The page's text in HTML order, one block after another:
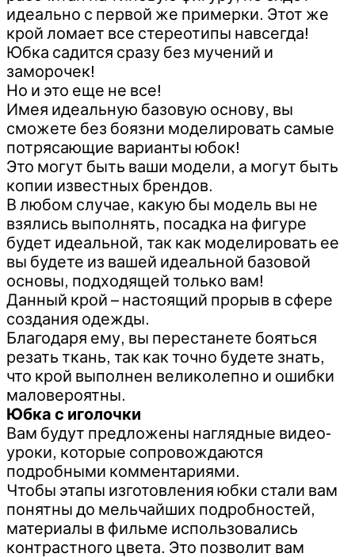
идеально с первой же примерки. Этот же
крой ломает все стереотипы навсегда!
Юбка садится сразу без мучений и
заморочек!
Но и это еще не все!
Имея идеальную базовую основу, вы
сможете без боязни моделировать самые
потрясающие варианты юбок!
Это могут быть ваши модели, а могут быть
копии известных брендов.
В любом случае, какую бы модель вы не
взялись выполнять, посадка на фигуре
будет идеальной, так как моделировать ее
вы будете из вашей идеальной базовой
основы, подходящей только вам!
Данный крой – настоящий прорыв в сфере
создания одежды.
Благодаря ему, вы перестанете бояться
резать ткань, так как точно будете знать,
что крой выполнен великолепно и ошибки
маловероятны.
Юбка с иголочки
Вам будут предложены наглядные видео-
уроки, которые сопровождаются
подробными комментариями.
Чтобы этапы изготовления юбки стали вам
понятны до мельчайших подробностей,
материалы в фильме использовались
контрастного цвета. Это позволит вам